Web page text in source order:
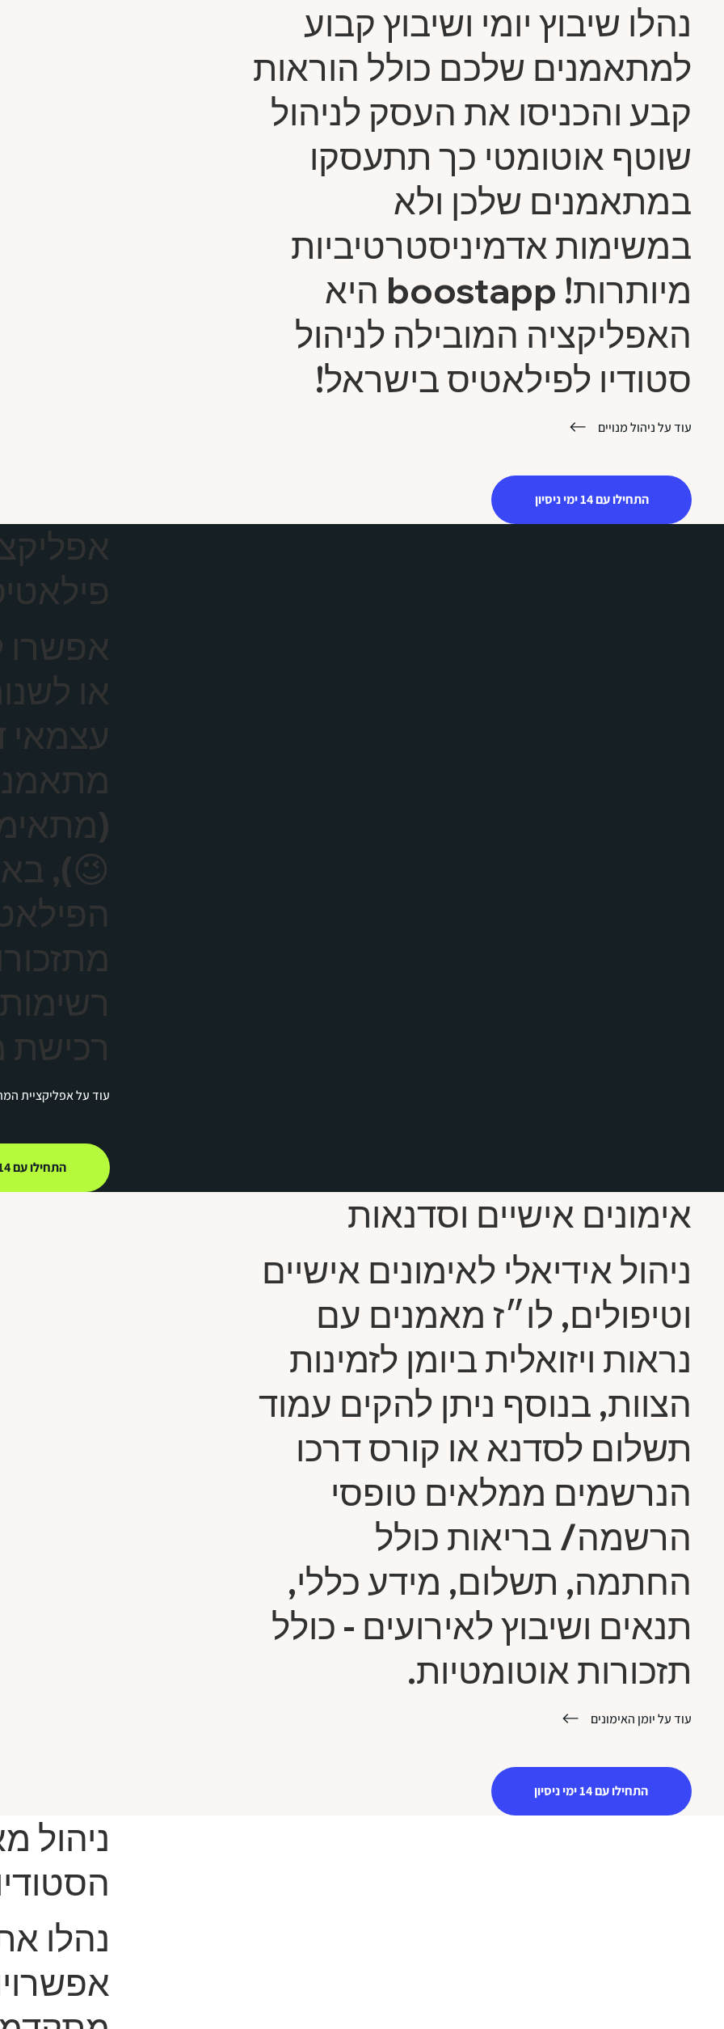
נהלו שיבוץ יומי ושיבוץ קבוע
למתאמנים שלכם כולל הוראות
קבע והכניסו את העסק לניהול
שוטף אוטומטי כך תתעסקו
במתאמנים שלכן ולא
במשימות אדמיניסטרטיביות
מיותרות! boostapp היא
האפליקציה המובילה לניהול
סטודיו לפילאטיס בישראל!
התחילו עם 14 ימי ניסיון
עוד על ניהול מנויים
אפשרו
או
עצמאי
😉),
רכישת
התחילו עם 14 ימי ניסיון
עוד על אפליקציית
אימונים אישיים וסדנאות
ניהול אידיאלי לאימונים אישיים
וטיפולים, לו״ז מאמנים עם
נראות ויזואלית ביומן לזמינות
הצוות, בנוסף ניתן להקים עמוד
תשלום לסדנא או קורס דרכו
הנרשמים ממלאים טופסי
הרשמה/ בריאות כולל
החתמה, תשלום, מידע כללי,
תנאים ושיבוץ לאירועים - כולל
תזכורות אוטומטיות.
התחילו עם 14 ימי ניסיון
עוד על יומן האימונים
ניהול
נהלו